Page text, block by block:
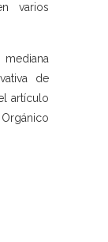
varios
de
artículo